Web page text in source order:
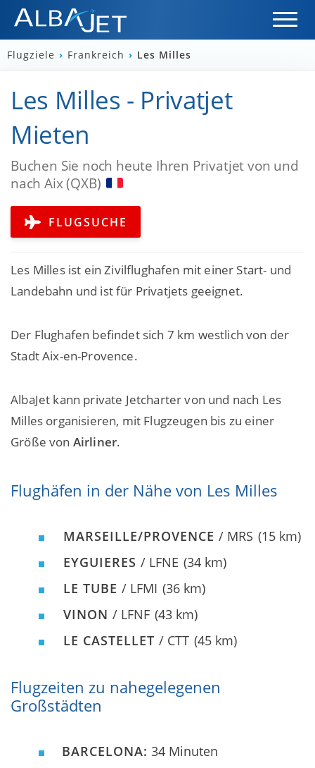
Flugziele › Frankreich › Les Milles
Les Milles - Privatjet
Mieten
Buchen Sie noch heute Ihren Privatjet von und
nach Aix (QXB)
FLUGSUCHE
Les Milles ist ein Zivilflughafen mit einer Start- und
Landebahn und ist für Privatjets geeignet.
Der Flughafen befindet sich 7 km westlich von der
Stadt Aix-en-Provence.
AlbaJet kann private Jetcharter von und nach Les
Milles organisieren, mit Flugzeugen bis zu einer
Größe von Airliner.
Flughäfen in der Nähe von Les Milles
MARSEILLE/PROVENCE / MRS (15 km)
EYGUIERES / LFNE (34 km)
LE TUBE / LFMI (36 km)
VINON / LFNF (43 km)
LE CASTELLET / CTT (45 km)
Flugzeiten zu nahegelegenen
Großstädten
BARCELONA: 34 Minuten